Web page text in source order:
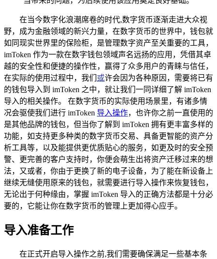
在当今数字化浪潮席卷的时代,数字货币逐渐走进大众视
野，成为金融领域的新兴力量，在数字货币的世界中，钱包就
如同现实世界里的保险柜，是管理数字资产至关重要的工具，
imToken 作为一款在数字钱包领域声名远扬的应用，凭借其卓
越的安全性和便捷的操作性，赢得了众多用户的青睐与信任，
在实际的使用过程中，我们 或许会因为各种原因，需要将已有
的钱包导入到 imToken 之中，就让我们一同详细了解 imToken
导入的相关操作。 在数字货币的实际使用场景里，有诸多情
况会驱使我们进行 imToken 导入操作，也许你之前一直使用的
是其他品牌的钱包，但当你了解到 imToken 拥有更丰富多样的
功能，如支持更多种类的数字货币交易、具备更智能的资产分
析工具等，以及能提供更优质贴心的服务，如更及时的安全预
警、更完善的客户支持时，你便会萌生出将资产迁移过来的想
法，又或者，你由于更换了新的电子设备，为了能在新设备上
继续无缝使用原来的钱包，就需要进行导入操作来恢复钱包，
无论出于何种缘由，掌握 imToken 导入的正确方法都是十分必
要的，它能让你在数字货币的管理上更加得心应手。
导入准备工作
在正式开启导入操作之前,我们需要确保满足一些基本条